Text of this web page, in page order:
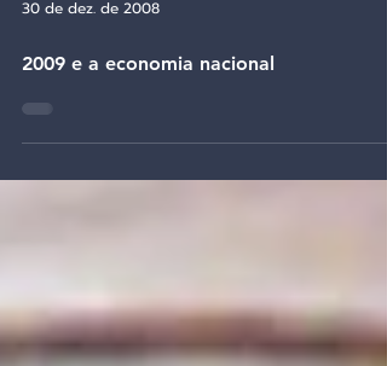
30 de dez. de 2008
2009 e a economia nacional